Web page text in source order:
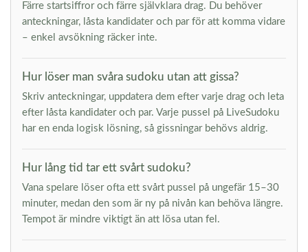
Färre startsiffror och färre självklara drag. Du behöver
anteckningar, låsta kandidater och par för att komma vidare
– enkel avsökning räcker inte.
Hur löser man svåra sudoku utan att gissa?
Skriv anteckningar, uppdatera dem efter varje drag och leta
efter låsta kandidater och par. Varje pussel på LiveSudoku
har en enda logisk lösning, så gissningar behövs aldrig.
Hur lång tid tar ett svårt sudoku?
Vana spelare löser ofta ett svårt pussel på ungefär 15–30
minuter, medan den som är ny på nivån kan behöva längre.
Tempot är mindre viktigt än att lösa utan fel.